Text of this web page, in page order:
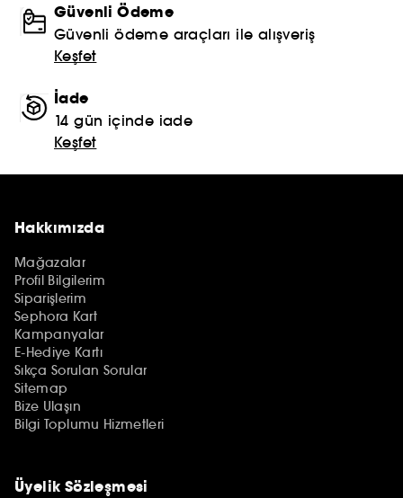
Güvenli Ödeme
Güvenli ödeme araçları ile alışveriş
Keşfet
İade
14 gün içinde iade
Keşfet
Hakkımızda
Mağazalar
Profil Bilgilerim
Siparişlerim
Sephora Kart
Kampanyalar
E-Hediye Kartı
Sıkça Sorulan Sorular
Sitemap
Bize Ulaşın
Bilgi Toplumu Hizmetleri
Üyelik Sözleşmesi